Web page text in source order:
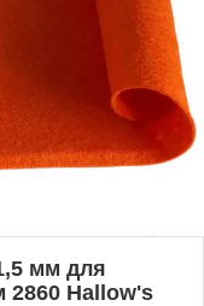
мм для
2860 Hallow's